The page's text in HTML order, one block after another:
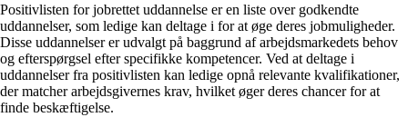
Positivlisten for jobrettet uddannelse er en liste over godkendte
uddannelser, som ledige kan deltage i for at øge deres jobmuligheder.
Disse uddannelser er udvalgt på baggrund af arbejdsmarkedets behov
og efterspørgsel efter specifikke kompetencer. Ved at deltage i
uddannelser fra positivlisten kan ledige opnå relevante kvalifikationer,
der matcher arbejdsgivernes krav, hvilket øger deres chancer for at
finde beskæftigelse.